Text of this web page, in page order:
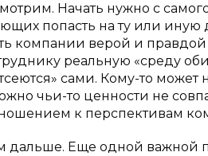
Начать нужно с
попасть на ту или иную
компании верой и
реальную «среду
сами. Кому-то
чьи-то ценности не
к перспективам
дальше. Еще одной важной